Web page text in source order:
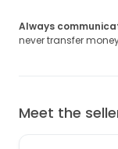
Always
never transfer
Meet the